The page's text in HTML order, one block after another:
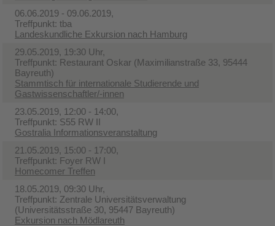
06.06.2019 - 09.06.2019,
Treffpunkt: tba
Landeskundliche Exkursion nach Hamburg
29.05.2019, 19:30 Uhr,
Treffpunkt: Restaurant Oskar (Maximilianstraße 33, 95444
Bayreuth)
Stammtisch für internationale Studierende und
Gastwissenschaftler/-innen
23.05.2019, 12:00 - 14:00,
Treffpunkt: S55 RW II
Gostralia Informationsveranstaltung
21.05.2019, 15:00 - 17:00,
Treffpunkt: Foyer RW I
Homecomer Treffen
18.05.2019, 09:30 Uhr,
Treffpunkt: Zentrale Universitätsverwaltung
(Universitätsstraße 30, 95447 Bayreuth)
Exkursion nach Mödlareuth